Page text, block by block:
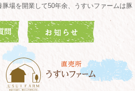
場を開業して50年余、うすいファームは豚